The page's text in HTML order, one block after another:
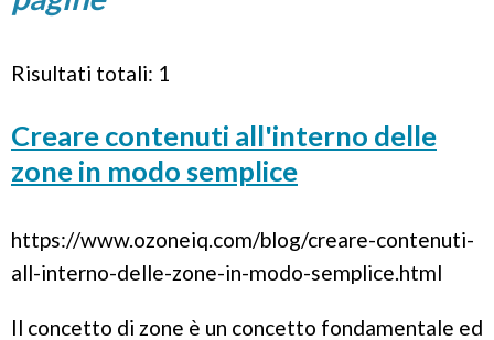
Risultati totali: 1
Creare contenuti all'interno delle
zone in modo semplice
https://www.ozoneiq.com/blog/creare-contenuti-
all-interno-delle-zone-in-modo-semplice.html
Il concetto di zone è un concetto fondamentale ed